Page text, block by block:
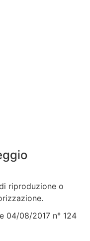
riproduzione o
04/08/2017 n° 124